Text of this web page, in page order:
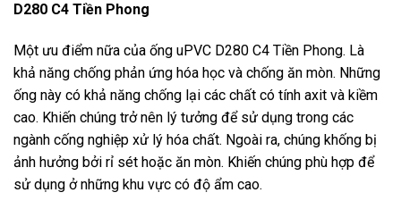
D280 C4 Tiền Phong
Một ưu điểm nữa của ống uPVC D280 C4 Tiền Phong. Là
khả năng chống phản ứng hóa học và chống ăn mòn. Những
ống này có khả năng chống lại các chất có tính axit và kiềm
cao. Khiến chúng trở nên lý tưởng để sử dụng trong các
ngành cống nghiệp xử lý hóa chất. Ngoài ra, chúng khống bị
ảnh hưởng bởi rỉ sét hoặc ăn mòn. Khiến chúng phù hợp để
sử dụng ở những khu vực có độ ẩm cao.